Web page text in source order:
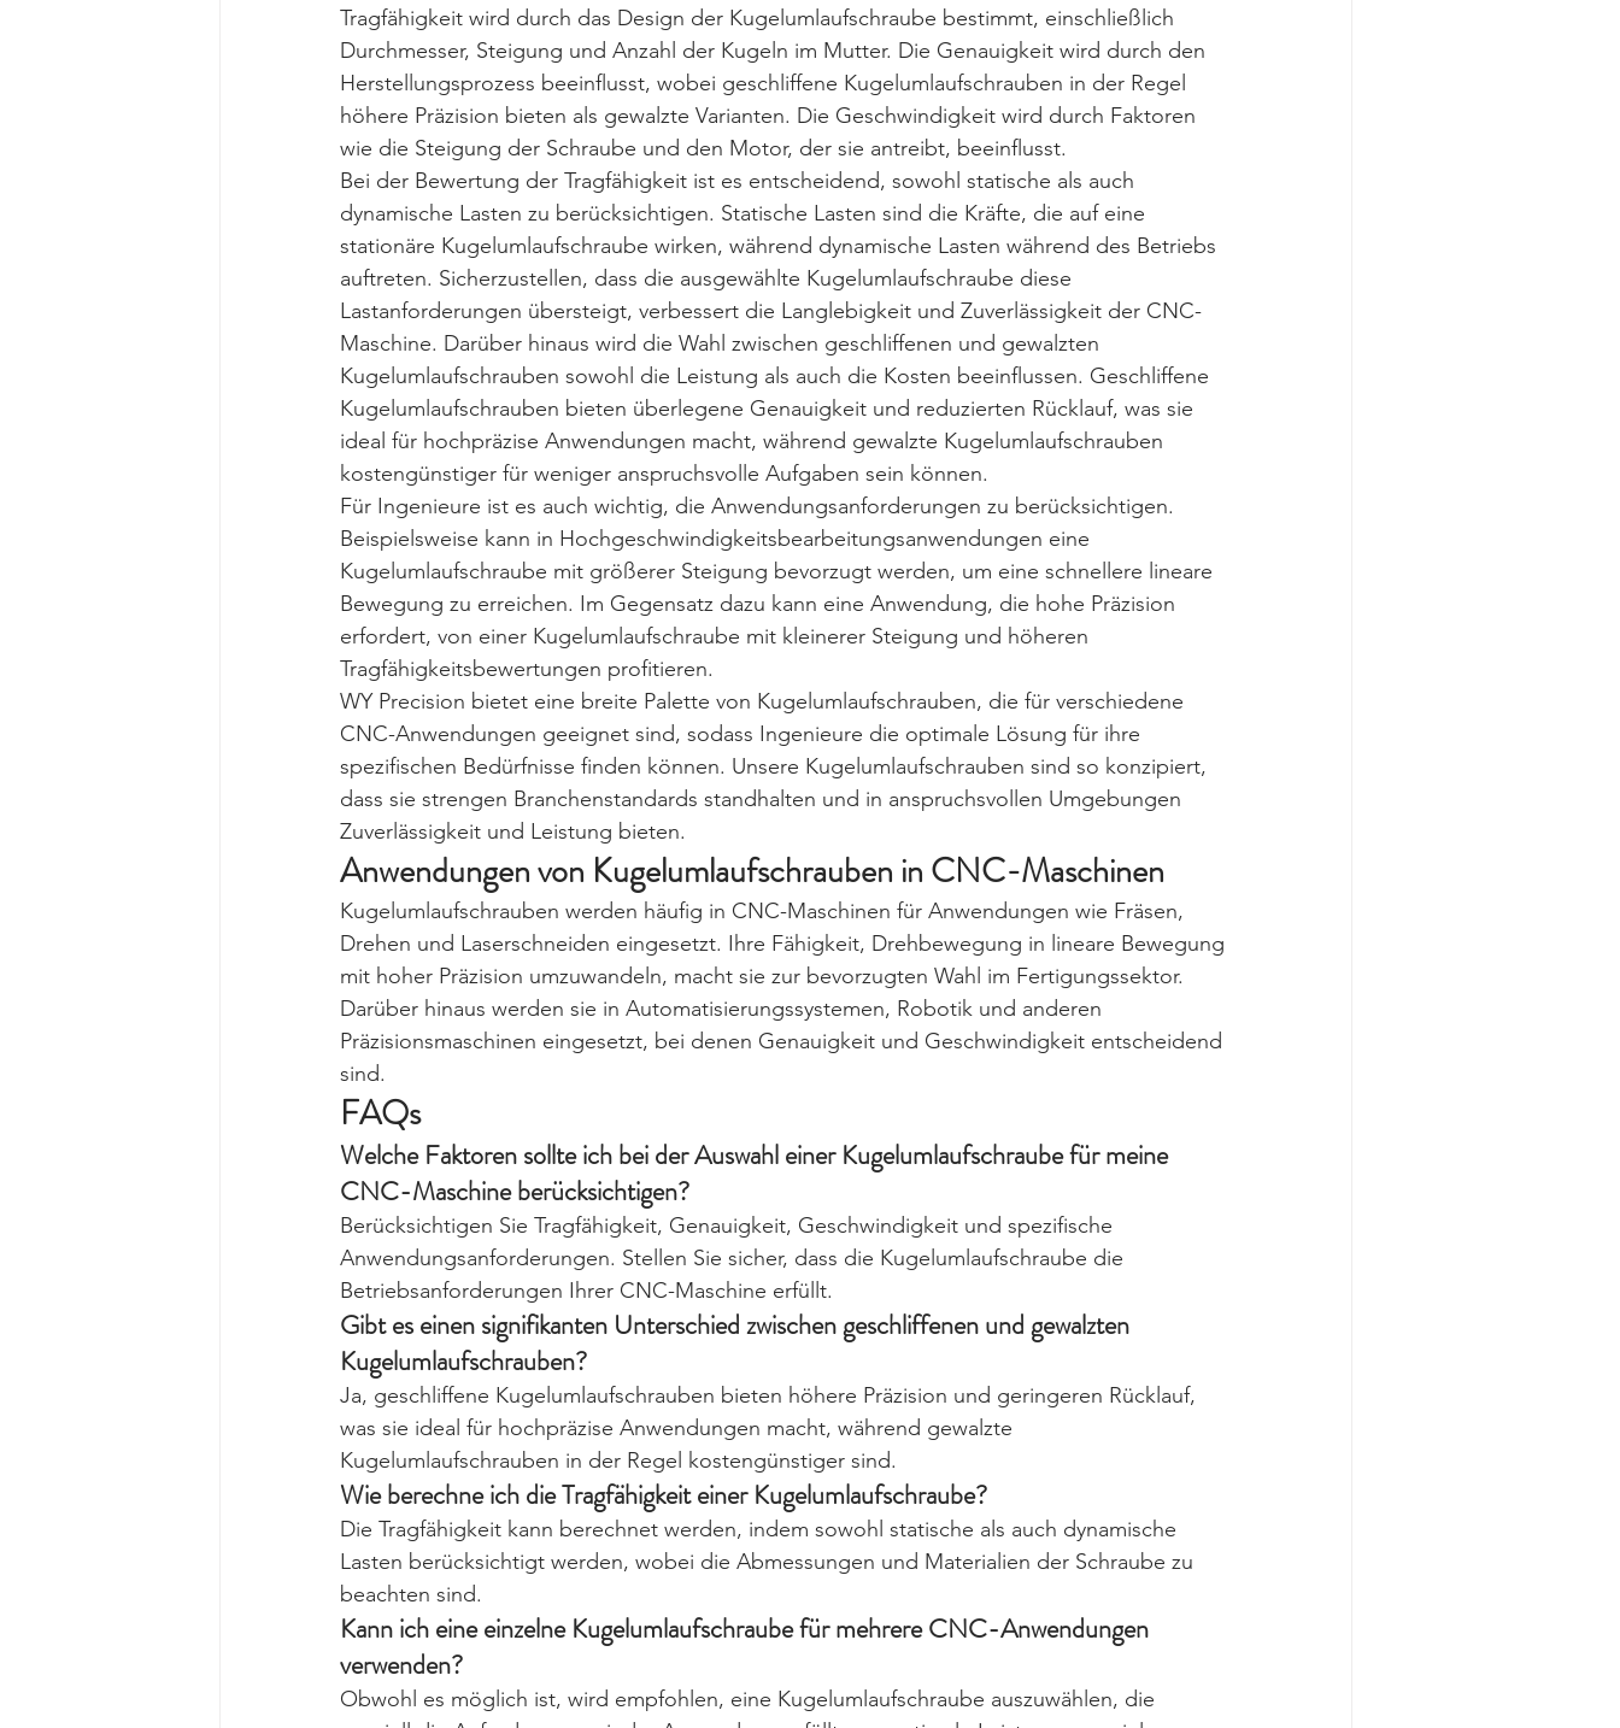
Tragfähigkeit wird durch das Design der Kugelumlaufschraube bestimmt, einschließlich
Durchmesser, Steigung und Anzahl der Kugeln im Mutter. Die Genauigkeit wird durch den
Herstellungsprozess beeinflusst, wobei geschliffene Kugelumlaufschrauben in der Regel
höhere Präzision bieten als gewalzte Varianten. Die Geschwindigkeit wird durch Faktoren
wie die Steigung der Schraube und den Motor, der sie antreibt, beeinflusst.
Bei der Bewertung der Tragfähigkeit ist es entscheidend, sowohl statische als auch
dynamische Lasten zu berücksichtigen. Statische Lasten sind die Kräfte, die auf eine
stationäre Kugelumlaufschraube wirken, während dynamische Lasten während des Betriebs
auftreten. Sicherzustellen, dass die ausgewählte Kugelumlaufschraube diese
Lastanforderungen übersteigt, verbessert die Langlebigkeit und Zuverlässigkeit der CNC-
Maschine. Darüber hinaus wird die Wahl zwischen geschliffenen und gewalzten
Kugelumlaufschrauben sowohl die Leistung als auch die Kosten beeinflussen. Geschliffene
Kugelumlaufschrauben bieten überlegene Genauigkeit und reduzierten Rücklauf, was sie
ideal für hochpräzise Anwendungen macht, während gewalzte Kugelumlaufschrauben
kostengünstiger für weniger anspruchsvolle Aufgaben sein können.
Für Ingenieure ist es auch wichtig, die Anwendungsanforderungen zu berücksichtigen.
Beispielsweise kann in Hochgeschwindigkeitsbearbeitungsanwendungen eine
Kugelumlaufschraube mit größerer Steigung bevorzugt werden, um eine schnellere lineare
Bewegung zu erreichen. Im Gegensatz dazu kann eine Anwendung, die hohe Präzision
erfordert, von einer Kugelumlaufschraube mit kleinerer Steigung und höheren
Tragfähigkeitsbewertungen profitieren.
WY Precision bietet eine breite Palette von Kugelumlaufschrauben, die für verschiedene
CNC-Anwendungen geeignet sind, sodass Ingenieure die optimale Lösung für ihre
spezifischen Bedürfnisse finden können. Unsere Kugelumlaufschrauben sind so konzipiert,
dass sie strengen Branchenstandards standhalten und in anspruchsvollen Umgebungen
Zuverlässigkeit und Leistung bieten.
Anwendungen von Kugelumlaufschrauben in CNC-Maschinen
Kugelumlaufschrauben werden häufig in CNC-Maschinen für Anwendungen wie Fräsen,
Drehen und Laserschneiden eingesetzt. Ihre Fähigkeit, Drehbewegung in lineare Bewegung
mit hoher Präzision umzuwandeln, macht sie zur bevorzugten Wahl im Fertigungssektor.
Darüber hinaus werden sie in Automatisierungssystemen, Robotik und anderen
Präzisionsmaschinen eingesetzt, bei denen Genauigkeit und Geschwindigkeit entscheidend
sind.
FAQs
Welche Faktoren sollte ich bei der Auswahl einer Kugelumlaufschraube für meine
CNC-Maschine berücksichtigen?
Berücksichtigen Sie Tragfähigkeit, Genauigkeit, Geschwindigkeit und spezifische
Anwendungsanforderungen. Stellen Sie sicher, dass die Kugelumlaufschraube die
Betriebsanforderungen Ihrer CNC-Maschine erfüllt.
Gibt es einen signifikanten Unterschied zwischen geschliffenen und gewalzten
Kugelumlaufschrauben?
Ja, geschliffene Kugelumlaufschrauben bieten höhere Präzision und geringeren Rücklauf,
was sie ideal für hochpräzise Anwendungen macht, während gewalzte
Kugelumlaufschrauben in der Regel kostengünstiger sind.
Wie berechne ich die Tragfähigkeit einer Kugelumlaufschraube?
Die Tragfähigkeit kann berechnet werden, indem sowohl statische als auch dynamische
Lasten berücksichtigt werden, wobei die Abmessungen und Materialien der Schraube zu
beachten sind.
Kann ich eine einzelne Kugelumlaufschraube für mehrere CNC-Anwendungen
verwenden?
Obwohl es möglich ist, wird empfohlen, eine Kugelumlaufschraube auszuwählen, die